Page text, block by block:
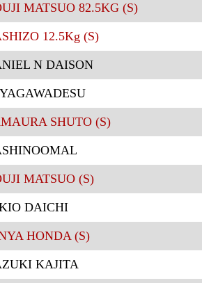
MATSUO 82.5KG (S)
12.5Kg (S)
N DAISON
SHUTO (S)
MATSUO (S)
DAICHI
HONDA (S)
KAJITA